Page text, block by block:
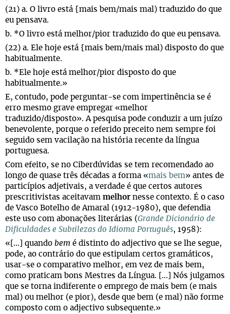
(21) a. O livro está {mais bem/mais mal) traduzido do que
eu pensava.
b. *O livro está melhor/pior traduzido do que eu pensava.
(22) a. Ele hoje está {mais bem/mais mal) disposto do que
habitualmente.
b. *Ele hoje está melhor/pior disposto do que
habitualmente.»
E, contudo, pode perguntar-se com impertinência se é
erro mesmo grave empregar «melhor
traduzido/disposto». A pesquisa pode conduzir a um juízo
benevolente, porque o referido preceito nem sempre foi
seguido sem vacilação na história recente da língua
portuguesa.
Com efeito, se no Ciberdúvidas se tem recomendado ao
longo de quase três décadas a forma «mais bem» antes de
particípios adjetivais, a verdade é que certos autores
prescritivistas aceitavam melhor nesse contexto. É o caso
de Vasco Botelho de Amaral (1912-1980), que defendia
este uso com abonações literárias (Grande Dicionário de
Dificuldades e Subtilezas do Idioma Português, 1958):
«[...] quando bem é distinto do adjectivo que se lhe segue,
pode, ao contrário do que estipulam certos gramáticos,
usar-se o comparativo melhor, em vez de mais bem,
como praticam bons Mestres da Língua. [...] Nós julgamos
que se torna indiferente o emprego de mais bem (e mais
mal) ou melhor (e pior), desde que bem (e mal) não forme
composto com o adjectivo subsequente.»